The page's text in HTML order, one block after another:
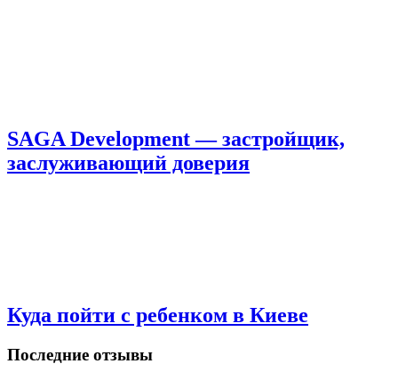
SAGA Development — застройщик,
заслуживающий доверия
Куда пойти с ребенком в Киеве
Последние отзывы